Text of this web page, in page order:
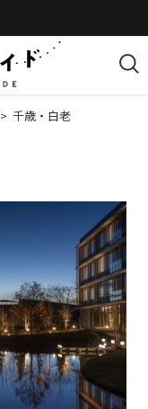
> 千歳・白老